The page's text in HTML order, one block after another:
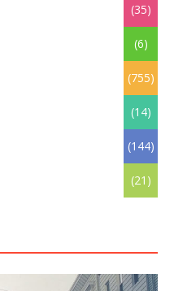
(35)
(6)
(755)
(14)
(144)
(21)